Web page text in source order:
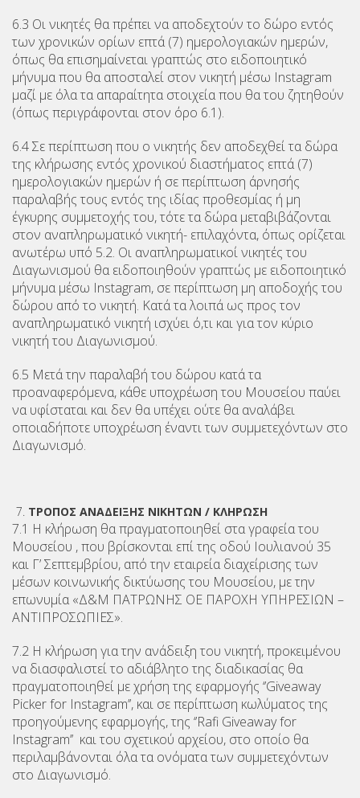
6.3 Οι νικητές θα πρέπει να αποδεχτούν το δώρο εντός
των χρονικών ορίων επτά (7) ημερολογιακών ημερών,
όπως θα επισημαίνεται γραπτώς στο ειδοποιητικό
μήνυμα που θα αποσταλεί στον νικητή μέσω Instagram
μαζί με όλα τα απαραίτητα στοιχεία που θα του ζητηθούν
(όπως περιγράφονται στον όρο 6.1).
6.4 Σε περίπτωση που ο νικητής δεν αποδεχθεί τα δώρα
της κλήρωσης εντός χρονικού διαστήματος επτά (7)
ημερολογιακών ημερών ή σε περίπτωση άρνησής
παραλαβής τους εντός της ιδίας προθεσμίας ή μη
έγκυρης συμμετοχής του, τότε τα δώρα μεταβιβάζονται
στον αναπληρωματικό νικητή- επιλαχόντα, όπως ορίζεται
ανωτέρω υπό 5.2. Οι αναπληρωματικοί νικητές του
Διαγωνισμού θα ειδοποιηθούν γραπτώς με ειδοποιητικό
μήνυμα μέσω Instagram, σε περίπτωση μη αποδοχής του
δώρου από το νικητή. Κατά τα λοιπά ως προς τον
αναπληρωματικό νικητή ισχύει ό,τι και για τον κύριο
νικητή του Διαγωνισμού.
6.5 Μετά την παραλαβή του δώρου κατά τα
προαναφερόμενα, κάθε υποχρέωση του Μουσείου παύει
να υφίσταται και δεν θα υπέχει ούτε θα αναλάβει
οποιαδήποτε υποχρέωση έναντι των συμμετεχόντων στο
Διαγωνισμό.
ΤΡΟΠΟΣ ΑΝΑΔΕΙΞΗΣ ΝΙΚΗΤΩΝ / ΚΛΗΡΩΣΗ
7.1 Η κλήρωση θα πραγματοποιηθεί στα γραφεία του
Μουσείου , που βρίσκονται επί της οδού Ιουλιανού 35
και Γ’ Σεπτεμβρίου, από την εταιρεία διαχείρισης των
μέσων κοινωνικής δικτύωσης του Μουσείου, με την
επωνυμία «Δ&Μ ΠΑΤΡΩΝΗΣ ΟΕ ΠΑΡΟΧΗ ΥΠΗΡΕΣΙΩΝ –
ΑΝΤΙΠΡΟΣΩΠΙΕΣ».
7.2 Η κλήρωση για την ανάδειξη του νικητή, προκειμένου
να διασφαλιστεί το αδιάβλητο της διαδικασίας θα
πραγματοποιηθεί με χρήση της εφαρμογής ‘’Giveaway
Picker for Instagram’’, και σε περίπτωση κωλύματος της
προηγούμενης εφαρμογής, της ‘’Rafi Giveaway for
Instagram’’ και του σχετικού αρχείου, στο οποίο θα
περιλαμβάνονται όλα τα ονόματα των συμμετεχόντων
στο Διαγωνισμό.